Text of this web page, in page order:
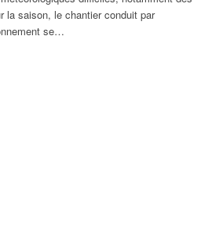
la saison, le chantier conduit par
se…